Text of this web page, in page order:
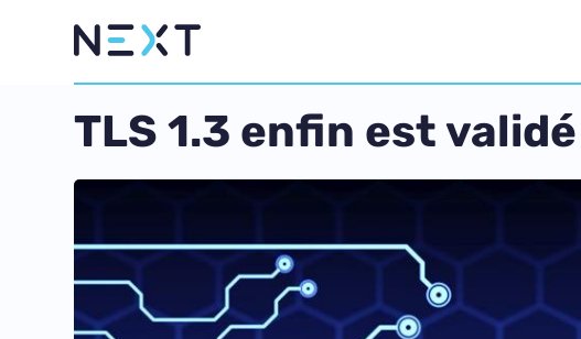
TLS 1.3 enfin est